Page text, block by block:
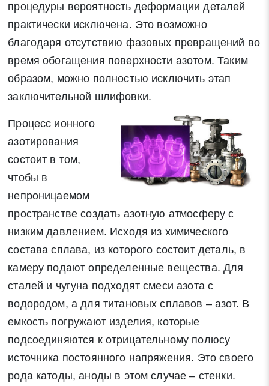
процедуры вероятность деформации деталей
практически исключена. Это возможно
благодаря отсутствию фазовых превращений во
время обогащения поверхности азотом. Таким
образом, можно полностью исключить этап
заключительной шлифовки.
Процесс ионного
азотирования
состоит в том,
чтобы в
непроницаемом
пространстве создать азотную атмосферу с
низким давлением. Исходя из химического
состава сплава, из которого состоит деталь, в
камеру подают определенные вещества. Для
сталей и чугуна подходят смеси азота с
водородом, а для титановых сплавов – азот. В
емкость погружают изделия, которые
подсоединяются к отрицательному полюсу
источника постоянного напряжения. Это своего
рода катоды, аноды в этом случае – стенки.